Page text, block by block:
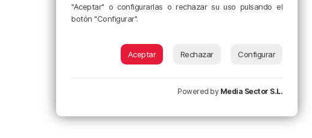
"Aceptar" o configurarlas o rechazar su uso pulsando el
botón "Configurar".
Aceptar Rechazar Configurar
Powered by Media Sector S.L.